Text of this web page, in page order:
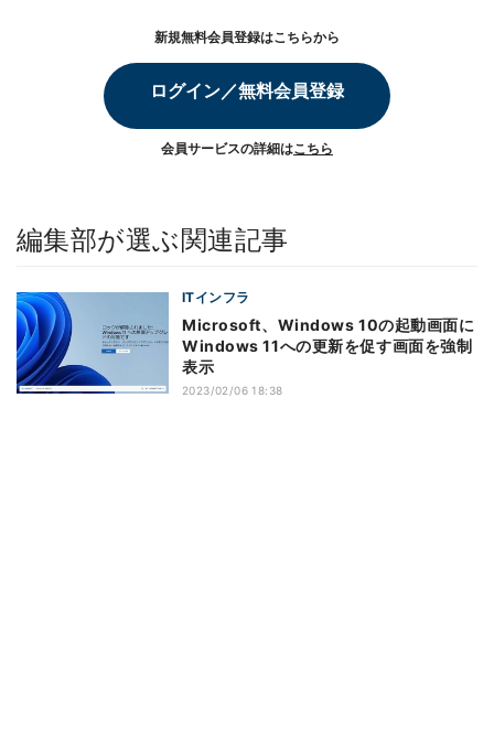
新規無料会員登録はこちらから
ログイン／無料会員登録
会員サービスの詳細はこちら
編集部が選ぶ関連記事
ITインフラ
Microsoft、Windows 10の起動画面に
Windows 11への更新を促す画面を強制
表示
2023/02/06 18:38